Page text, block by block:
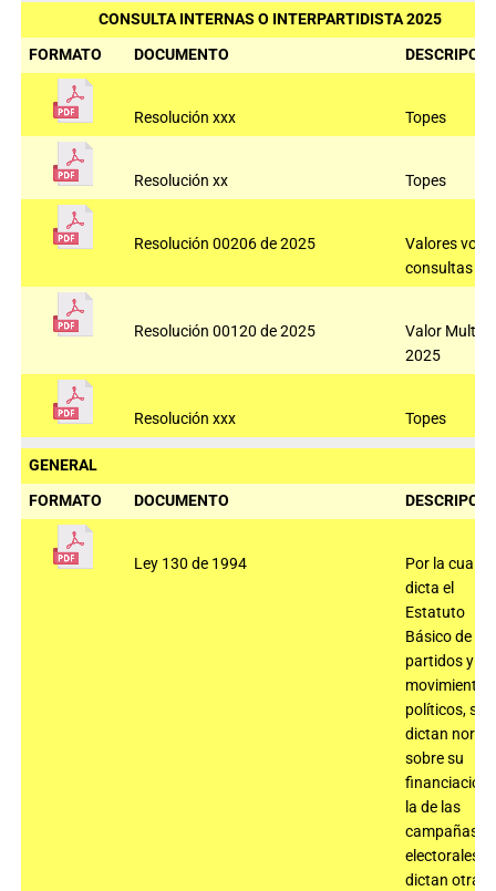
CONSULTA INTERNAS O INTERPARTIDISTA 2025
FORMATO
DOCUMENTO
Resolución xxx Topes
Resolución xx Topes
Resolución 00206 de 2025
Valores
consultas
Resolución 00120 de 2025
Valor Multas
2025
Resolución xxx Topes
GENERAL
FORMATO
DOCUMENTO
Ley 130 de 1994
Por la cual se
dicta el
Estatuto
Básico de los
partidos y
movimientos
políticos, se
dictan
sobre su
financiación
la de las
campañas
electorales y
dictan otras